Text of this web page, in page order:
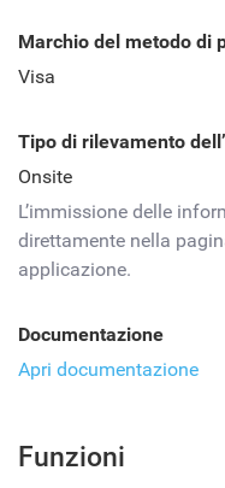
Marchio del metodo di
Visa
Tipo di rilevamento
Onsite
L’immissione delle
direttamente nella
applicazione.
Documentazione
Apri documentazione
Funzioni